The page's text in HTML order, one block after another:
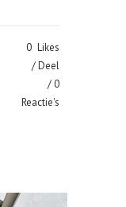
0 Likes
Deel
0
Reactie's